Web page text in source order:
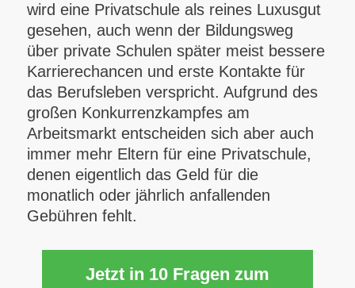
wird eine Privatschule als reines Luxusgut
gesehen, auch wenn der Bildungsweg
über private Schulen später meist bessere
Karrierechancen und erste Kontakte für
das Berufsleben verspricht. Aufgrund des
großen Konkurrenzkampfes am
Arbeitsmarkt entscheiden sich aber auch
immer mehr Eltern für eine Privatschule,
denen eigentlich das Geld für die
monatlich oder jährlich anfallenden
Gebühren fehlt.
Jetzt in 10 Fragen zum